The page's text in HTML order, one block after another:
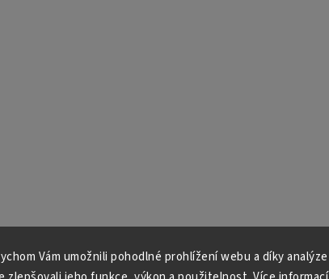
Vám umožnili pohodlné prohlížení webu a díky analýze